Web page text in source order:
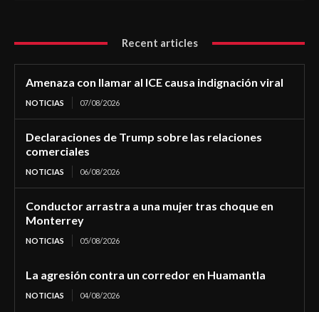
Recent articles
Amenaza con llamar al ICE causa indignación viral
NOTICIAS 07/08/2026
Declaraciones de Trump sobre las relaciones
comerciales
NOTICIAS 06/08/2026
Conductor arrastra a una mujer tras choque en
Monterrey
NOTICIAS 05/08/2026
La agresión contra un corredor en Huamantla
NOTICIAS 04/08/2026